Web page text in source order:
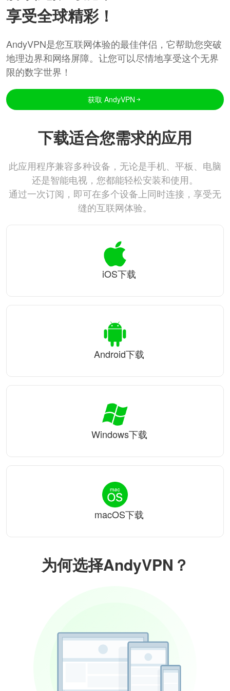
享受全球精彩！
AndyVPN是您互联网体验的最佳伴侣，它帮助您突破
地理边界和网络屏障。让您可以尽情地享受这个无界
限的数字世界！
获取 AndyVPN
为何选择AndyVPN？
下载适合您需求的应用
此应用程序兼容多种设备，无论是手机、平板、电脑
还是智能电视，您都能轻松安装和使用。
通过一次订阅，即可在多个设备上同时连接，享受无
缝的互联网体验。
iOS下载
Android下载
Windows下载
macOS下载